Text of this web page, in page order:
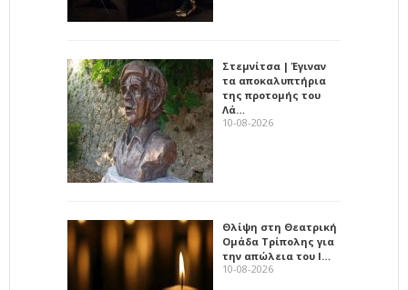
Στεμνίτσα | Έγιναν
τα αποκαλυπτήρια
της προτομής του
Λά…
10-08-2026
Θλίψη στη Θεατρική
Ομάδα Τρίπολης για
την απώλεια του Ι…
10-08-2026